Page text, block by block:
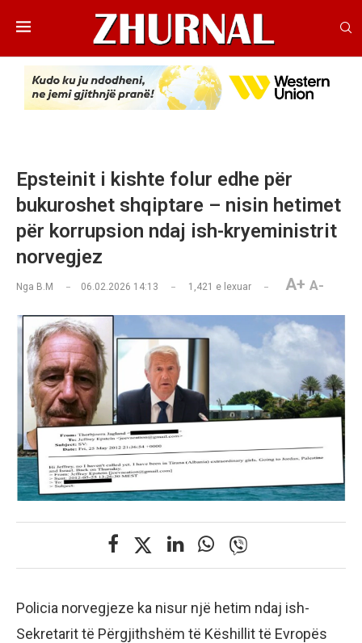
Epsteinit i kishte folur edhe për
bukuroshet shqiptare – nisin hetimet
për korrupsion ndaj ish-kryeministrit
norvegjez
Nga B.M 06.02.2026 14:13 1,421 e lexuar A+ A-
Policia norvegjeze ka nisur një hetim ndaj ish-
Sekretarit të Përgjithshëm të Këshillit të Evropës